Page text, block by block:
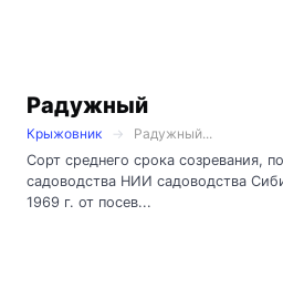
Радужный
Крыжовник
Радужный...
Сорт среднего срока созревания,
садоводства НИИ садоводства
1969 г. от посев...